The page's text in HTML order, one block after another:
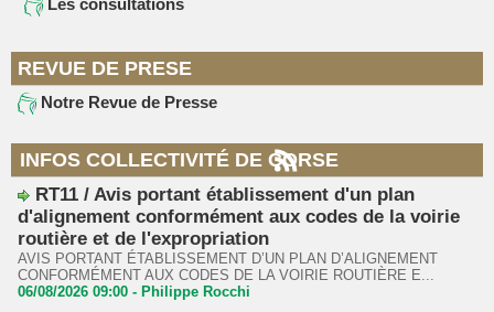
Les consultations
REVUE DE PRESE
Notre Revue de Presse
INFOS COLLECTIVITÉ DE CORSE
RT11 / Avis portant établissement d'un plan
d'alignement conformément aux codes de la voirie
routière et de l'expropriation
AVIS PORTANT ÉTABLISSEMENT D’UN PLAN D’ALIGNEMENT
CONFORMÉMENT AUX CODES DE LA VOIRIE ROUTIÈRE E...
06/08/2026 09:00 - Philippe Rocchi